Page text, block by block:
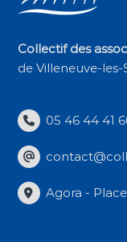
Collectif des
de Villeneuve-
05 46 44 41
Agora -